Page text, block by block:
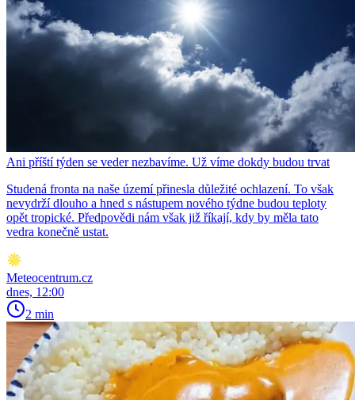
Ani příští týden se veder nezbavíme. Už víme dokdy budou trvat
Studená fronta na naše území přinesla důležité ochlazení. To však
nevydrží dlouho a hned s nástupem nového týdne budou teploty
opět tropické. Předpovědi nám však již říkají, kdy by měla tato
vedra konečně ustat.
Meteocentrum.cz
dnes, 12:00
2 min